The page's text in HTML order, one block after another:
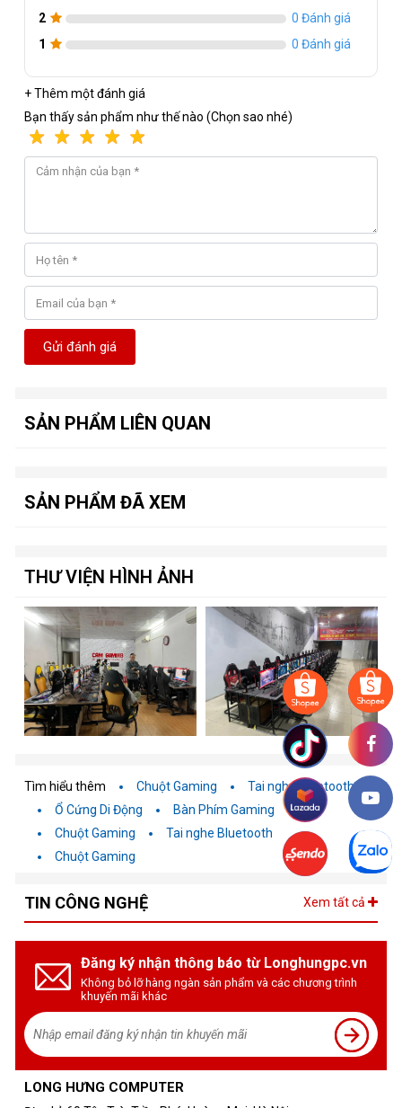
2
0 Đánh giá
1
0 Đánh giá
+ Thêm một đánh giá
Bạn thấy sản phẩm như thế nào (Chọn sao nhé)
Gửi đánh giá
SẢN PHẨM LIÊN QUAN
SẢN PHẨM ĐÃ XEM
THƯ VIỆN HÌNH ẢNH
Tìm hiểu thêm Chuột Gaming
Tai nghe Bluetooth
Ổ Cứng Di Động
Bàn Phím Gaming
Chuột Gaming
Tai nghe Bluetooth
Chuột Gaming
TIN CÔNG NGHỆ Xem tất cả
Đăng ký nhận thông báo từ Longhungpc.vn
Không bỏ lỡ hàng ngàn sản phẩm và các chương trình
khuyến mãi khác
LONG HƯNG COMPUTER